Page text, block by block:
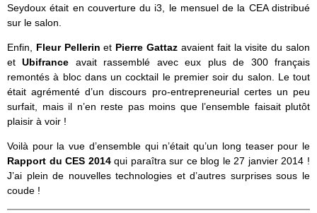
Seydoux était en couverture du i3, le mensuel de la CEA distribué
sur le salon.
Enfin, Fleur Pellerin et Pierre Gattaz avaient fait la visite du salon
etUbifrance avait rassemblé avec eux plus de 300 français
remontés à bloc dans un cocktail le premier soir du salon. Le tout
était agrémenté d’un discours pro-entrepreneurial certes un peu
surfait, mais il n’en reste pas moins que l’ensemble faisait plutôt
plaisir à voir !
Voilà pour la vue d’ensemble qui n’était qu’un long teaser pour le
Rapport du CES 2014qui paraîtra sur ce blog le 27 janvier 2014 !
J’ai plein de nouvelles technologies et d’autres surprises sous le
coude !